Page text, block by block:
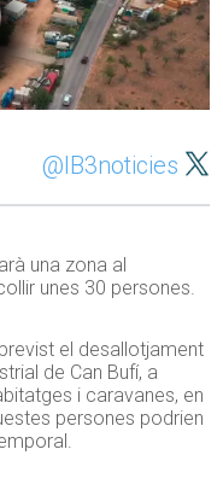
@IB3noticies
una zona al
unes 30 persones.
el desallotjament
de Can Bufí, a
i caravanes, en
persones podrien